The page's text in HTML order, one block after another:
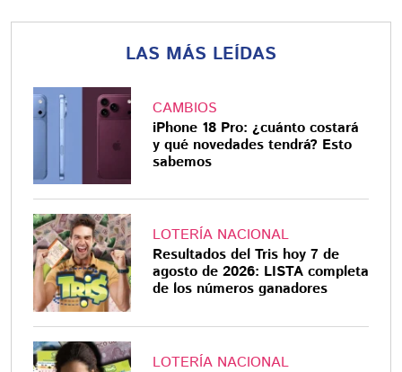
LAS MÁS LEÍDAS
CAMBIOS
iPhone 18 Pro: ¿cuánto costará
y qué novedades tendrá? Esto
sabemos
LOTERÍA NACIONAL
Resultados del Tris hoy 7 de
agosto de 2026: LISTA completa
de los números ganadores
LOTERÍA NACIONAL